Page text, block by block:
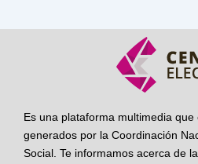
Es una plataforma multimedia
generados por la Coordinación
Social. Te informamos acerca de